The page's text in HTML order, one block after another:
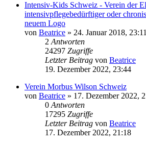
Intensiv-Kids Schweiz - Verein der
intensivpflegebedürftiger oder
neuem Logo
von Beatrice » 24. Januar 2018, 23:11
2 Antworten
24297 Zugriffe
Letzter Beitrag von Beatrice
19. Dezember 2022, 23:44
Verein Morbus Wilson Schweiz
von Beatrice » 17. Dezember 2022,
0 Antworten
17295 Zugriffe
Letzter Beitrag von Beatrice
17. Dezember 2022, 21:18